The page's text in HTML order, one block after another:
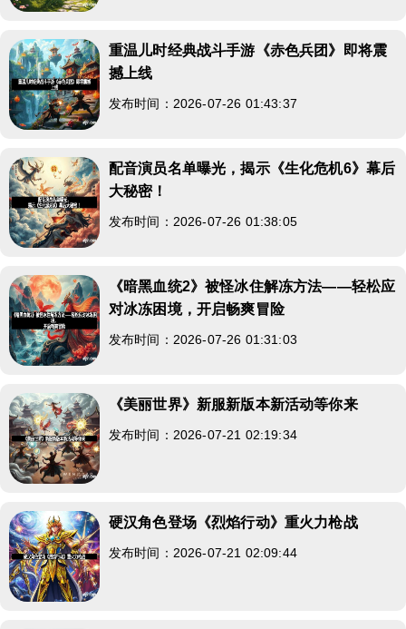
重温儿时经典战斗手游《赤色兵团》即将震
撼上线
发布时间：2026-07-26 01:43:37
配音演员名单曝光，揭示《生化危机6》幕后
大秘密！
发布时间：2026-07-26 01:38:05
《暗黑血统2》被怪冰住解冻方法——轻松应
对冰冻困境，开启畅爽冒险
发布时间：2026-07-26 01:31:03
《美丽世界》新服新版本新活动等你来
发布时间：2026-07-21 02:19:34
硬汉角色登场《烈焰行动》重火力枪战
发布时间：2026-07-21 02:09:44